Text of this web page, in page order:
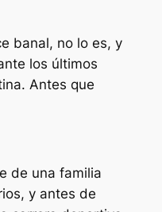
banal, no lo es, y
los últimos
Antes que
de una familia
y antes de